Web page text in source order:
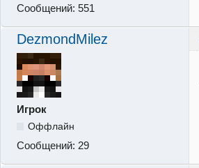
Сообщений: 551
DezmondMilez
Игрок
Оффлайн
Сообщений: 29